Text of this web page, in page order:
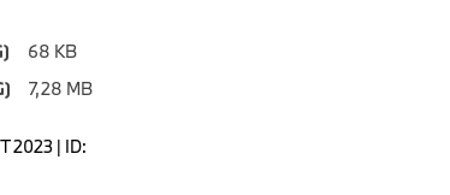
68 KB
7,28 MB
2023 | ID: